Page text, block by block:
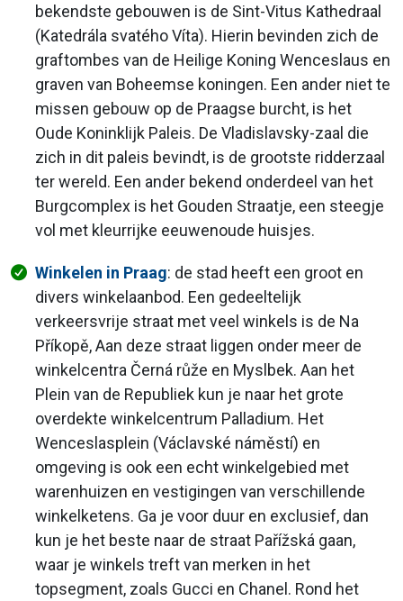
bekendste gebouwen is de Sint-Vitus Kathedraal
(Katedrála svatého Víta). Hierin bevinden zich de
graftombes van de Heilige Koning Wenceslaus en
graven van Boheemse koningen. Een ander niet te
missen gebouw op de Praagse burcht, is het
Oude Koninklijk Paleis. De Vladislavsky-zaal die
zich in dit paleis bevindt, is de grootste ridderzaal
ter wereld. Een ander bekend onderdeel van het
Burgcomplex is het Gouden Straatje, een steegje
vol met kleurrijke eeuwenoude huisjes.
Winkelen in Praag: de stad heeft een groot en
divers winkelaanbod. Een gedeeltelijk
verkeersvrije straat met veel winkels is de Na
Příkopě, Aan deze straat liggen onder meer de
winkelcentra Černá růže en Myslbek. Aan het
Plein van de Republiek kun je naar het grote
overdekte winkelcentrum Palladium. Het
Wenceslasplein (Václavské náměstí) en
omgeving is ook een echt winkelgebied met
warenhuizen en vestigingen van verschillende
winkelketens. Ga je voor duur en exclusief, dan
kun je het beste naar de straat Pařížská gaan,
waar je winkels treft van merken in het
topsegment, zoals Gucci en Chanel. Rond het